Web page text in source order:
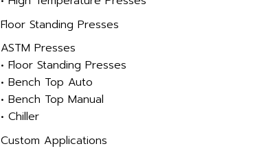
Floor Standing Presses
ASTM Presses
• Floor Standing Presses
• Bench Top Auto
• Bench Top Manual
• Chiller
Custom Applications